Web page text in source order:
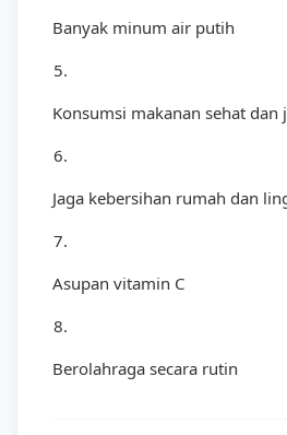
Banyak minum air putih
5.
Konsumsi makanan sehat dan
6.
Jaga kebersihan rumah dan
7.
Asupan vitamin C
8.
Berolahraga secara rutin